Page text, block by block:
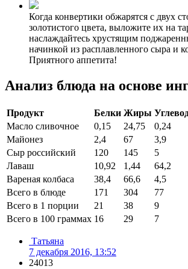
Когда конвертики обжарятся с двух
золотистого цвета, выложите их на
наслаждайтесь хрустящим
начинкой из расплавленного сыра и
Приятного аппетита!
Анализ блюда на основе
Продукт Белки Жиры
Масло сливочное
0,15 24,75 0,24
Майонез
2,4 67 3,9
Сыр российский
120 145 5
Лаваш
10,92 1,44 64,2
Вареная колбаса
38,4 66,6 4,5
Всего в блюде
171 304 77
Всего в 1 порции
21 38 9
Всего в 100 граммах 16 29 7
Татьяна
7 декабря 2016, 13:52
24013